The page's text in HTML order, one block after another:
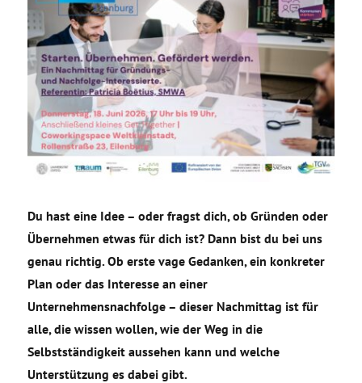
Du hast eine Idee – oder fragst dich, ob Gründen oder
Übernehmen etwas für dich ist? Dann bist du bei uns
genau richtig. Ob erste vage Gedanken, ein konkreter
Plan oder das Interesse an einer
Unternehmensnachfolge – dieser Nachmittag ist für
alle, die wissen wollen, wie der Weg in die
Selbstständigkeit aussehen kann und welche
Unterstützung es dabei gibt.